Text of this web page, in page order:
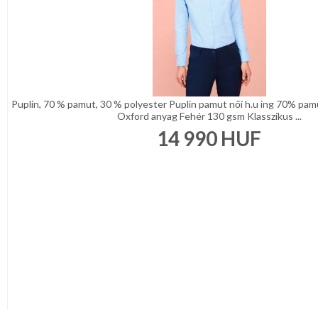
Puplin, 70 % pamut, 30 % polyester Puplin pamut női h.u ing 70%
Oxford anyag Fehér 130 gsm Klasszikus ...
14 990 HUF